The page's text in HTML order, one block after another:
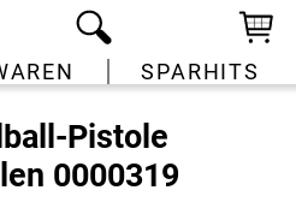
SPARHITS
Pistole
0000319